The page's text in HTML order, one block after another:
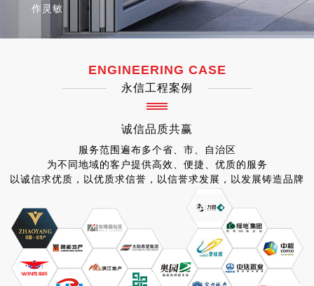
作灵敏
ENGINEERING CASE
永信工程案例
诚信品质共赢
服务范围遍布多个省、市、自治区
为不同地域的客户提供高效、便捷、优质的服务
以诚信求优质，以优质求信誉，以信誉求发展，以发展铸造品牌